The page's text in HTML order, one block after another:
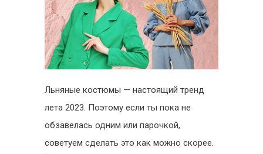
Льняные костюмы — настоящий тренд
лета 2023. Поэтому если ты пока не
обзавелась одним или парочкой,
советуем сделать это как можно скорее.